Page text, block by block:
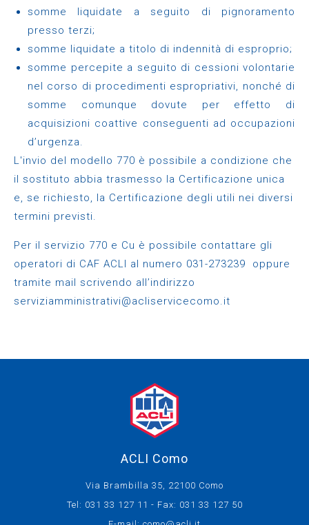
somme liquidate a seguito di pignoramento
presso terzi;
somme liquidate a titolo di indennità di esproprio;
somme percepite a seguito di cessioni volontarie
nel corso di procedimenti espropriativi, nonché di
somme comunque dovute per effetto di
acquisizioni coattive conseguenti ad occupazioni
d’urgenza.
L'invio del modello 770 è possibile a condizione che
il sostituto abbia trasmesso la Certificazione unica
e, se richiesto, la Certificazione degli utili nei diversi
termini previsti.
Per il servizio 770 e Cu è possibile contattare gli
operatori di CAF ACLI al numero 031-273239 oppure
tramite mail scrivendo all’indirizzo
serviziamministrativi@acliservicecomo.it
ACLI Como
Via Brambilla 35, 22100 Como
Tel: 031 33 127 11 - Fax: 031 33 127 50